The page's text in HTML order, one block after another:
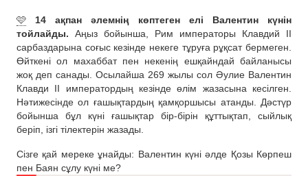
🩷
14 ақпан әлемнің көптеген елі Валентин күнін
тойлайды. Аңыз бойынша, Рим императоры Клавдий II
сарбаздарына соғыс кезінде некеге тұруға рұқсат бермеген.
Өйткені ол махаббат пен некенің ешқайндай байланысы
жоқ деп санады. Осылайша 269 жылы сол Әулие Валентин
Клавди II императордың кезінде өлім жазасына кесілген.
Нәтижесінде ол ғашықтардың қамқоршысы атанды. Дәстүр
бойынша бұл күні ғашықтар бір-бірін құттықтап, сыйлық
беріп, ізгі тілектерін жазады.
Сізге қай мереке ұнайды: Валентин күні әлде Қозы Көрпеш
пен Баян сұлу күні ме?